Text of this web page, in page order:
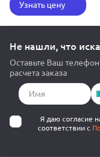
Узнать цену
Не нашли, что
Оставьте Ваш
расчета заказа
Я даю согласие
соответствии с